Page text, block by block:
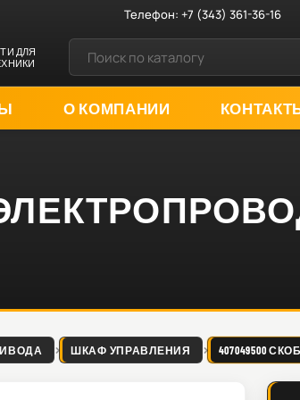
Телефон:+7 (343) 361-36-16
ДЛЯ
О КОМПАНИИ
ШКАФ УПРАВЛЕНИЯ 407049500